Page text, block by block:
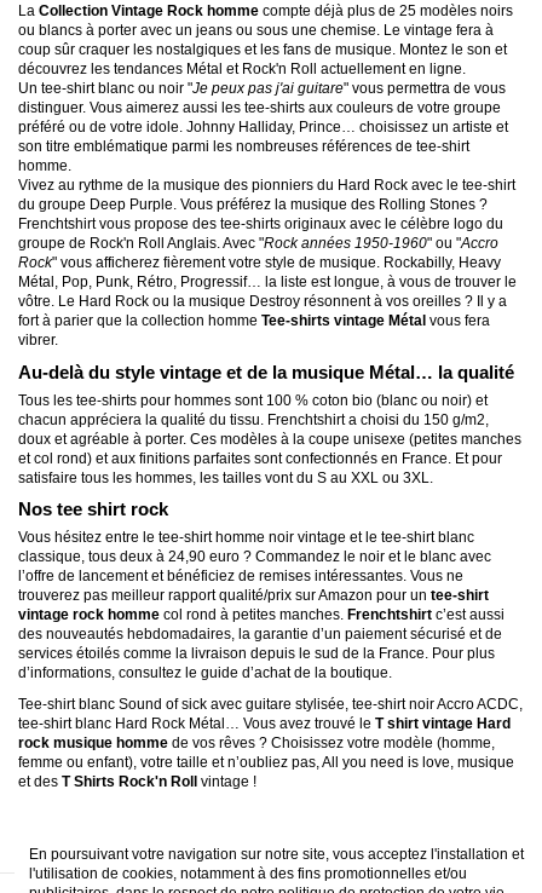
La Collection Vintage Rock homme compte déjà plus de 25 modèles noirs
ou blancs à porter avec un jeans ou sous une chemise. Le vintage fera à
coup sûr craquer les nostalgiques et les fans de musique. Montez le son et
découvrez les tendances Métal et Rock'n Roll actuellement en ligne.
Un tee-shirt blanc ou noir "Je peux pas j'ai guitare" vous permettra de vous
distinguer. Vous aimerez aussi les tee-shirts aux couleurs de votre groupe
préféré ou de votre idole. Johnny Halliday, Prince… choisissez un artiste et
son titre emblématique parmi les nombreuses références de tee-shirt
homme.
Vivez au rythme de la musique des pionniers du Hard Rock avec le tee-shirt
du groupe Deep Purple. Vous préférez la musique des Rolling Stones ?
Frenchtshirt vous propose des tee-shirts originaux avec le célèbre logo du
groupe de Rock'n Roll Anglais. Avec "Rock années 1950-1960" ou "Accro
Rock" vous afficherez fièrement votre style de musique. Rockabilly, Heavy
Métal, Pop, Punk, Rétro, Progressif… la liste est longue, à vous de trouver le
vôtre. Le Hard Rock ou la musique Destroy résonnent à vos oreilles ? Il y a
fort à parier que la collection homme Tee-shirts vintage Métal vous fera
vibrer.
Au-delà du style vintage et de la musique Métal… la qualité
Tous les tee-shirts pour hommes sont 100 % coton bio (blanc ou noir) et
chacun appréciera la qualité du tissu. Frenchtshirt a choisi du 150 g/m2,
doux et agréable à porter. Ces modèles à la coupe unisexe (petites manches
et col rond) et aux finitions parfaites sont confectionnés en France. Et pour
satisfaire tous les hommes, les tailles vont du S au XXL ou 3XL.
Nos tee shirt rock
Vous hésitez entre le tee-shirt homme noir vintage et le tee-shirt blanc
classique, tous deux à 24,90 euro ? Commandez le noir et le blanc avec
l’offre de lancement et bénéficiez de remises intéressantes. Vous ne
trouverez pas meilleur rapport qualité/prix sur Amazon pour un tee-shirt
vintage rock homme col rond à petites manches. Frenchtshirt c’est aussi
des nouveautés hebdomadaires, la garantie d’un paiement sécurisé et de
services étoilés comme la livraison depuis le sud de la France. Pour plus
d’informations, consultez le guide d’achat de la boutique.
Tee-shirt blanc Sound of sick avec guitare stylisée, tee-shirt noir Accro ACDC,
tee-shirt blanc Hard Rock Métal… Vous avez trouvé le T shirt vintage Hard
rock musique homme de vos rêves ? Choisissez votre modèle (homme,
femme ou enfant), votre taille et n’oubliez pas, All you need is love, musique
et des T Shirts Rock'n Roll vintage !
En poursuivant votre navigation sur notre site, vous acceptez l'installation et
l'utilisation de cookies, notamment à des fins promotionnelles et/ou